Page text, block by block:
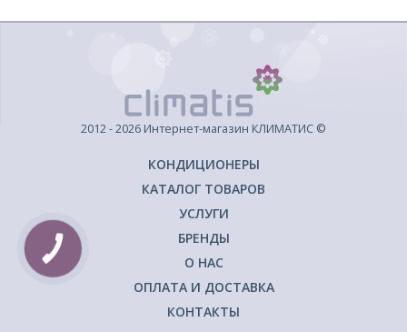
2012 - 2026 Интернет-магазин КЛИМАТИС ©
КОНДИЦИОНЕРЫ
КАТАЛОГ ТОВАРОВ
УСЛУГИ
БРЕНДЫ
О НАС
ОПЛАТА И ДОСТАВКА
КОНТАКТЫ
КНОПКА
ЗВ'ЯЗКУ